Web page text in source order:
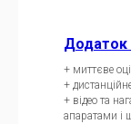
Додаток
+ миттєве
+
+ відео та
апаратами і